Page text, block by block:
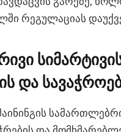
რეგულაციას
და